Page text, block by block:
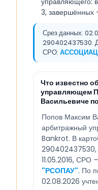
3, завершённых
Срез данных:
290402437530.
СРО:
Что известно
управляющем
Васильевиче
Попов Максим
арбитражный
Bankrot. В
290402437530,
11.05.2016, СРО
"РСОПАУ". По
02.08.2026